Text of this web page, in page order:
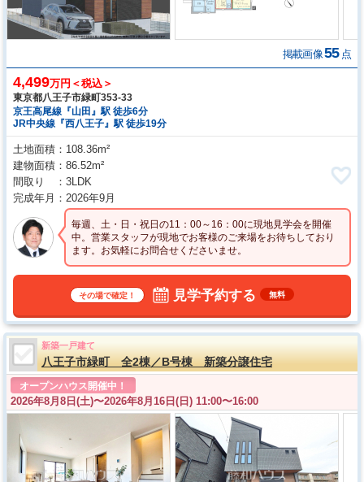
掲載画像55 点
4,499万円＜税込＞
東京都八王子市緑町353‐33
京王高尾線『山田』駅 徒歩6分
JR中央線『西八王子』駅 徒歩19分
土地面積
108.36m²
建物面積
86.52m²
間取り
3LDK
完成年月
2026年9月
毎週、土・日・祝日の11：00～16：00に現地見学会を開催
中。営業スタッフが現地でお客様のご来場をお待ちしており
ます。お気軽にお問合せくださいませ。
その場で確定！ 見学予約する 無料
新築一戸建て
八王子市緑町 全2棟／B号棟 新築分譲住宅
オープンハウス開催中！
2026年8月8日(土)〜2026年8月16日(日) 11:00〜16:00